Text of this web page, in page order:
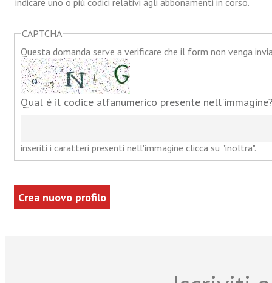
indicare uno o più codici relativi agli abbonamenti in corso.
CAPTCHA
Questa domanda serve a verificare che il form non venga
Qual è il codice alfanumerico presente
inseriti i caratteri presenti nell'immagine clicca su "inoltra".